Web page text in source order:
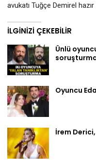
avukatı Tuğçe Demirel
İLGINIZI ÇEKEBILIR
Ünlü
Oyuncu
İrem